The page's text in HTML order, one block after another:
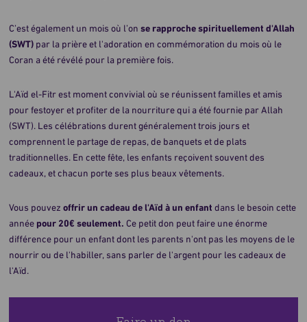
C’est également un mois où l’onse rapproche spirituellement d'Allah
(SWT) par la prière et l'adoration en commémoration du mois où le
Coran a été révélé pour la première fois.
L'Aïd el-Fitr est moment convivial où se réunissent familles et amis
pour festoyer et profiter de la nourriture qui a été fournie par Allah
(SWT). Les célébrations durent généralement trois jours et
comprennent le partage de repas, de banquets et de plats
traditionnelles. En cette fête, les enfants reçoivent souvent des
cadeaux, et chacun porte ses plus beaux vêtements.
Vous pouvezoffrir un cadeau de l'Aïd à un enfant dans le besoin cette
année pour 20€ seulement. Ce petit don peut faire une énorme
différence pour un enfant dont les parents n'ont pas les moyens de le
nourrir ou de l'habiller, sans parler de l'argent pour les cadeaux de
l'Aïd.